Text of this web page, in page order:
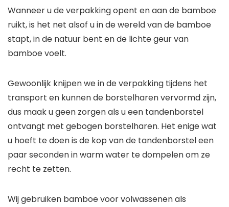
Wanneer u de verpakking opent en aan de bamboe
ruikt, is het net alsof u in de wereld van de bamboe
stapt, in de natuur bent en de lichte geur van
bamboe voelt.
Gewoonlijk knijpen we in de verpakking tijdens het
transport en kunnen de borstelharen vervormd zijn,
dus maak u geen zorgen als u een tandenborstel
ontvangt met gebogen borstelharen. Het enige wat
u hoeft te doen is de kop van de tandenborstel een
paar seconden in warm water te dompelen om ze
recht te zetten.
Wij gebruiken bamboe voor volwassenen als